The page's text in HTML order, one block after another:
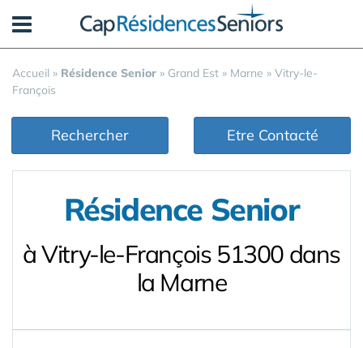
Accueil » Résidence Senior » Grand Est » Marne » Vitry-le-
François
Rechercher Etre Contacté
Résidence Senior
à Vitry-le-François 51300 dans
la Marne